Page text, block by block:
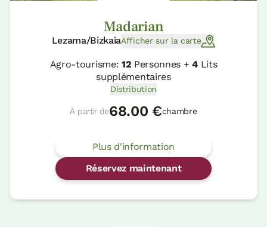
Madarian
Lezama/BizkaiaAfficher sur la carte
Agro-tourisme: 12 Personnes +4Lits
supplémentaires
Distribution
À partir de68.00 €chambre
Plus d'information
Réservez maintenant